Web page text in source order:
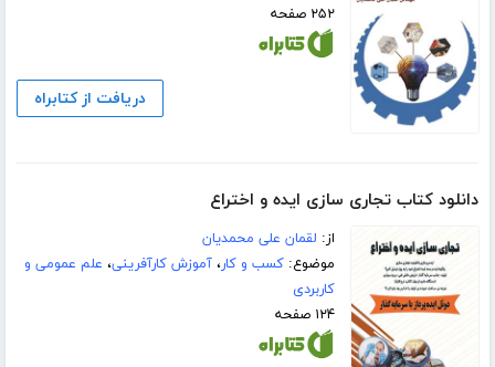
۲۵۲ صفحه
دریافت از کتابراه
دانلود کتاب تجاری سازی ایده و اختراع
از: لقمان علی محمدیان
موضوع:کسب و کار،آموزش کارآفرینی، علم عمومی و
کاربردی
۱۲۴ صفحه